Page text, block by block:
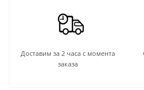
Доставим за 2 часа с момента
заказа